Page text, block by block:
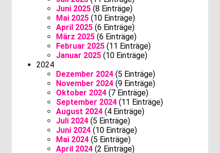
Juni 2025 (8 Einträge)
Mai 2025 (10 Einträge)
April 2025 (6 Einträge)
März 2025 (6 Einträge)
Februar 2025 (11 Einträge)
Januar 2025 (10 Einträge)
2024
Dezember 2024 (5 Einträge)
November 2024 (9 Einträge)
Oktober 2024 (7 Einträge)
September 2024 (11 Einträge)
August 2024 (4 Einträge)
Juli 2024 (5 Einträge)
Juni 2024 (10 Einträge)
Mai 2024 (5 Einträge)
April 2024 (2 Einträge)